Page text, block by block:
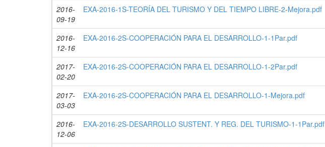
2016-
09-19
EXA-2016-1S-TEORÍA DEL TURISMO Y DEL TIEMPO LIBRE-2-Mejora.pdf
2016-
12-16
EXA-2016-2S-COOPERACIÓN PARA EL DESARROLLO-1-1Par.pdf
2017-
02-20
EXA-2016-2S-COOPERACIÓN PARA EL DESARROLLO-1-2Par.pdf
2017-
03-03
EXA-2016-2S-COOPERACIÓN PARA EL DESARROLLO-1-Mejora.pdf
2016-
12-06
EXA-2016-2S-DESARROLLO SUSTENT. Y REG. DEL TURISMO-1-1Par.pdf